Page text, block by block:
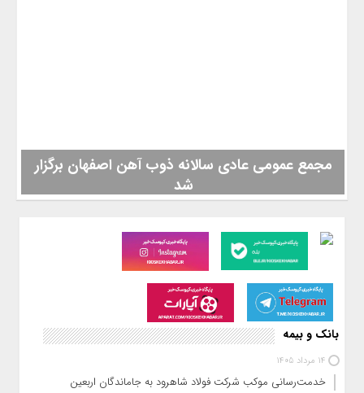
مجمع عمومی عادی سالانه ذوب آهن اصفهان برگزار
شد
للـه گانی مدیرعامل بانک رفاه کارگران به عنوان رئیس مجمع،
نمایندگان سایر سهامداران، نماینده سازمان بورس و اوراق بهادار،
مدیرعامل و اعضای هیات مدیره این مجتمع عظیم صنعتی، حسابرس
مردادماه در تالار آهن برگزار شد. به گزارش کیوسک خبر، دکتر
اسماعیل للـه گانی مدیرعامل بانک رفاه کارگران به عنوان رئیس این
مجمع،
بانک و بیمه
14 مرداد 1405
خدمت‌رسانی موکب شرکت فولاد شاهرود به جاماندگان اربعین